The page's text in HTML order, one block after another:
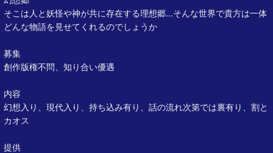
そこは人と妖怪や神が共に存在する理想郷…そんな世界で貴方は一体
どんな物語を見せてくれるのでしょうか
募集
創作版権不問、知り合い優遇
内容
幻想入り、現代入り、持ち込み有り、話の流れ次第では裏有り、割と
カオス
提供